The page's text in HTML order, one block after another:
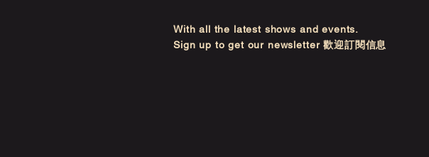
With all the latest shows and events.
Sign up to get our newsletter 歡迎訂閱信息